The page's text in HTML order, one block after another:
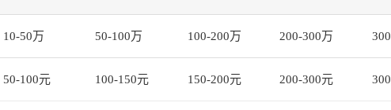
10-50万 50-100万 100-200万 200-300万
50-100元 100-150元 150-200元 200-300元